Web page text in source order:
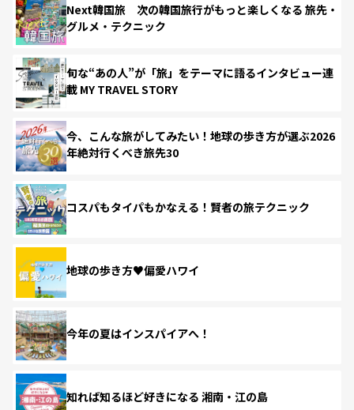
Next韓国旅 次の韓国旅行がもっと楽しくなる 旅先・
グルメ・テクニック
旬な“あの人”が「旅」をテーマに語るインタビュー連
載 MY TRAVEL STORY
今、こんな旅がしてみたい！地球の歩き方が選ぶ2026
年絶対行くべき旅先30
コスパもタイパもかなえる！賢者の旅テクニック
地球の歩き方♥偏愛ハワイ
今年の夏はインスパイアへ！
知れば知るほど好きになる 湘南・江の島